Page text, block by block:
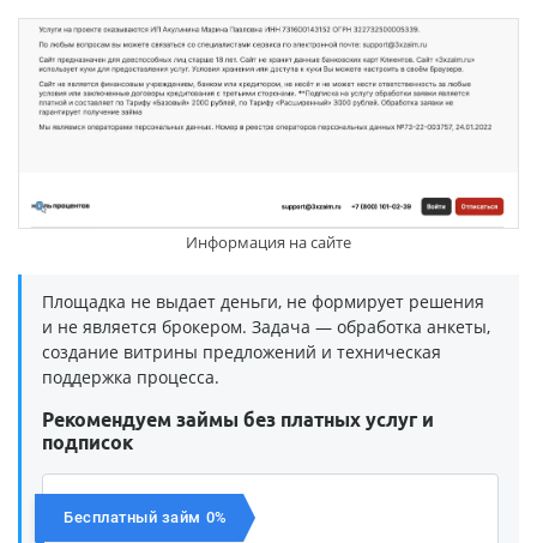
Информация на сайте
Площадка не выдает деньги, не формирует решения
и не является брокером. Задача — обработка анкеты,
создание витрины предложений и техническая
поддержка процесса.
Рекомендуем займы без платных услуг и
подписок
Бесплатный займ 0%